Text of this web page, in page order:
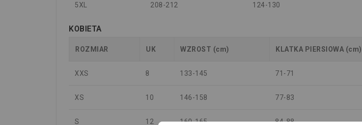
5XL 208-212 124-130
KOBIETA
ROZMIAR UK WZROST (cm) KLATKA PIERSIOWA (cm)
XXS 8 133-145 71-71
XS 10 146-158 77-83
S 12 160-165 84-88